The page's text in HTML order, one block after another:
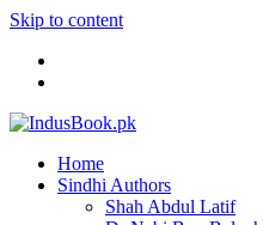
Skip to content
Home
Sindhi Authors
Shah Abdul Latif